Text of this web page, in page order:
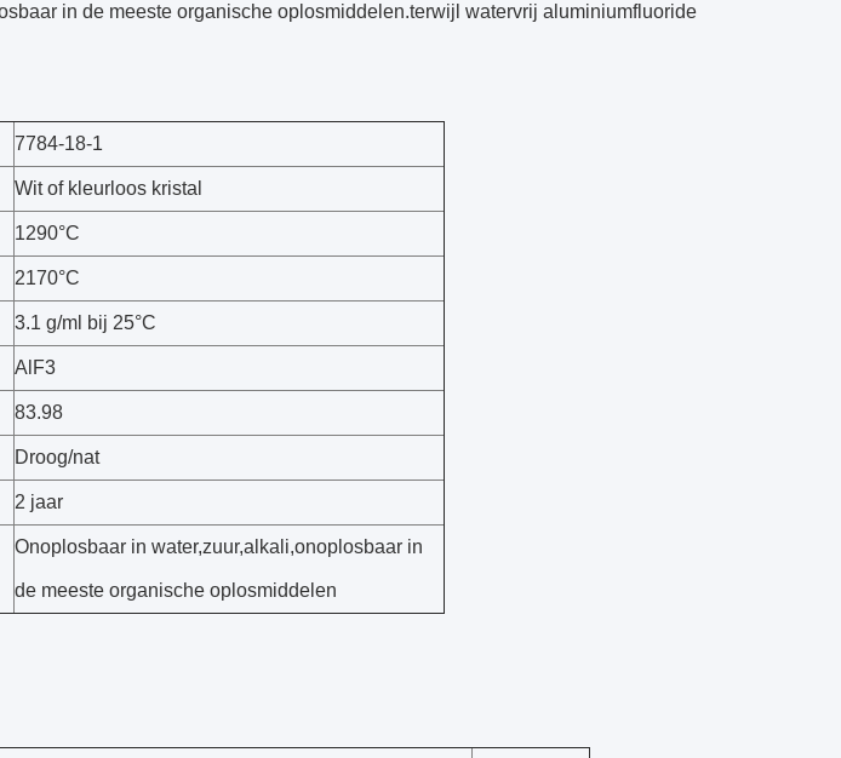
in de meeste organische oplosmiddelen.terwijl watervrij aluminiumfluoride
7784-18-1
Wit of kleurloos kristal
1290°C
2170°C
3.1 g/ml bij 25°C
AlF3
83.98
Droog/nat
2 jaar
Onoplosbaar in water,zuur,alkali,onoplosbaar in
de meeste organische oplosmiddelen